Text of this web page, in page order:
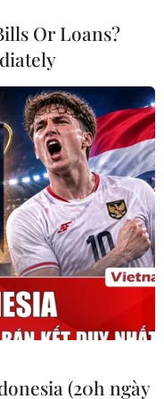
đột tại Syria năm
trăm vụ không
tiêu là các
của nhóm vũ
(Vietnam+)
Or Loans?
(20h ngày